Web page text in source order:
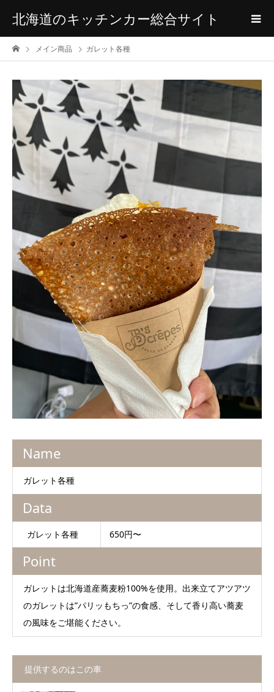
北海道のキッチンカー総合サイト
メイン商品 ガレット各種
Name
ガレット各種
Data
ガレット各種 650円〜
Point
ガレットは北海道産蕎麦粉100%を使用。出来立てアツアツ
のガレットは”パリッもちっ”の食感、そして香り高い蕎麦
の風味をご堪能ください。
提供するのはこの車